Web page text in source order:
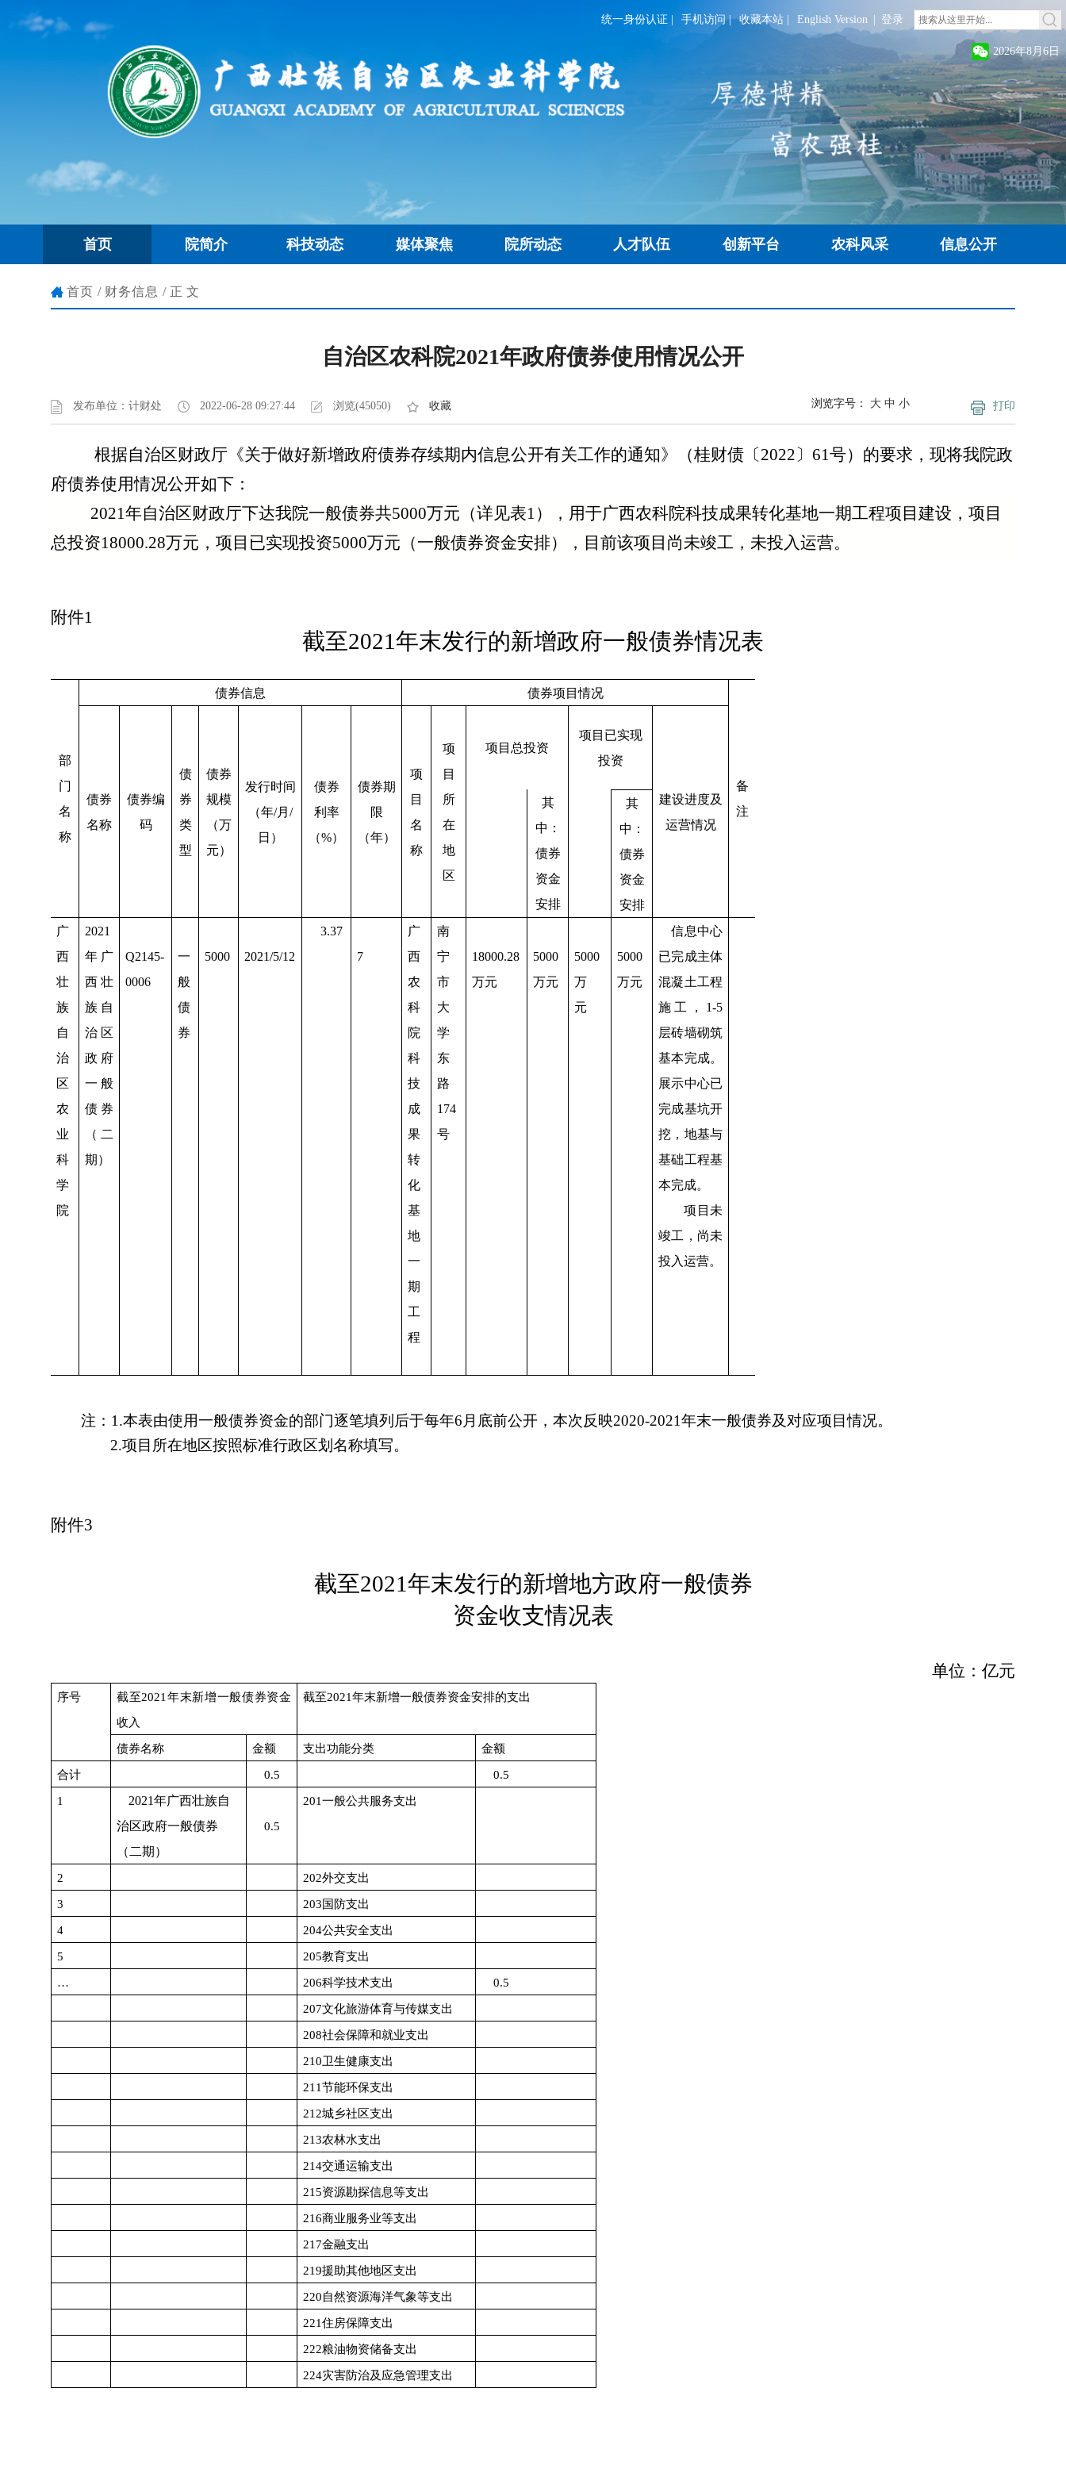
统一身份认证 手机访问| 收藏本站 English Version 登录
2026年8月6日
首页 院简介 科技动态 媒体聚焦 院所动态 人才队伍 创新平台 农科风采 信息公开
首页 / 财务信息 /正文
自治区农科院2021年政府债券使用情况公开
发布单位：计财处 2022-06-28 09:27:44 浏览(45050) 收藏 打印
浏览字号： 大 中 小
根据自治区财政厅《关于做好新增政府债券存续期内信息公开有关工作的通知》（桂财债〔2022〕 61号）的要求，现将我院政
府债券使用情况公开如下：
2021年自治区财政厅下达我院一般债券共5000万元（详见表1），用于广西农科院科技成果转化基地一期工程项目建设，项目
总投资18000.28万元，项目已实现投资5000万元（一般债券资金安排），目前该项目尚未竣工，未投入运营。
附件1
截至2021年末发行的新增政府一般债券情况表
部
门
名
称
债券信息 债券项目情况
备
注
债券
名称
债券编
码
债
券
类
型
债券
规模
（万
元）
发行时间
（年/月 /
日）
债券
利率
（%）
债券期
限
（年）
项
目
名
称
项
目
所
在
地
区
项目总投资
项目已实现
投资
建设进度及
运营情况
其
中：
债券
资金
安排
其
中：
债券
资金
安排
广
西
壮
族
自
治
区
农
业
科
学
院
2021
年广
西壮
族自
治区
政府
一般
债券
（二
期）
Q2145-
0006
一
般
债
券
5000 2021/5/12
3.37
7
广
西
农
科
院
科
技
成
果
转
化
基
地
一
期
工
程
南
宁
市
大
学
东
路
174
号
18000.28
万元
5000
万元
5000
万
元
5000
万元
信息中心
已完成主体
混凝土工程
施工， 1-5
层砖墙砌筑
基本完成。
展示中心已
完成基坑开
挖，地基与
基础工程基
本完成。
项目未
竣工，尚未
投入运营。
注： 1.本表由使用一般债券资金的部门逐笔填列后于每年6 月底前公开，本次反映2020-2021年末一般债券及对应项目情况。
2.项目所在地区按照标准行政区划名称填写。
附件3
截至2021年末发行的新增地方政府一般债券
资金收支情况表
单位：亿元
序号 截至2021 年末新增一般债券资金
收入
截至2021年末新增一般债券资金安排的支出
债券名称 金额 支出功能分类 金额
合计 0.5 0.5
1 2021年广西壮族自
治区政府一般债券
（二期）
0.5
201一般公共服务支出
2 202外交支出
3 203 国防支出
4 204公共安全支出
5 205教育支出
… 206科学技术支出 0.5
207文化旅游体育与传媒支出
208社会保障和就业支出
210卫生健康支出
211节能环保支出
212城乡社区支出
213农林水支出
214交通运输支出
215资源勘探信息等支出
216商业服务业等支出
217金融支出
219援助其他地区支出
220自然资源海洋气象等支出
221住房保障支出
222粮油物资储备支出
224灾害防治及应急管理支出